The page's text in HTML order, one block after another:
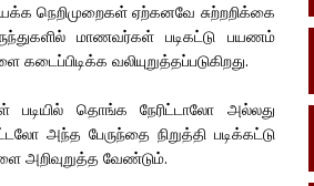
நெறிமுறைகள் ஏற்கனவே சுற்றறிக்கை
மாணவர்கள் படிகட்டு பயணம்
வலியுறுத்தப்படுகிறது.
தொங்க நேரிட்டாலோ அல்லது
அந்த பேருந்தை நிறுத்தி படிக்கட்டு
அறிவுறுத்த வேண்டும்.